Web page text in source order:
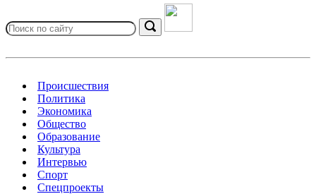
for:
Search
Происшествия
Политика
Экономика
Общество
Образование
Культура
Интервью
Спорт
Спецпроекты